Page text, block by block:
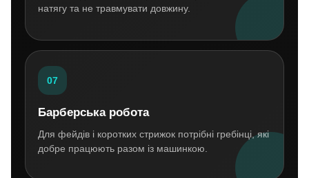
натягу та не травмувати довжину.
07
Барберська робота
Для фейдів і коротких стрижок потрібні гребінці, які
добре працюють разом із машинкою.